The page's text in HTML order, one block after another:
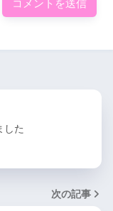
した
次の記事